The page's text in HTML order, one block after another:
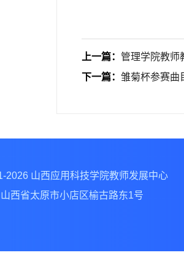
上一篇： 管理学院教师
下一篇： 雏菊杯参赛曲
2026 山西应用科技学院教师发展中心
西省太原市小店区榆古路东1号